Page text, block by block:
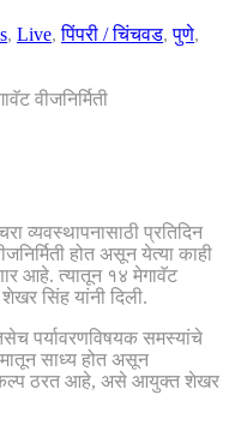
, Live,पिंपरी / चिंचवड,पुणे,
व्यवस्थापनासाठी प्रतिदिन
होत असून येत्या काही
आहे. त्यातून १४ मेगावॅट
सिंह यांनी दिली.
पर्यावरणविषयक समस्यांचे
साध्य होत असून
ठरत आहे, असे आयुक्त शेखर